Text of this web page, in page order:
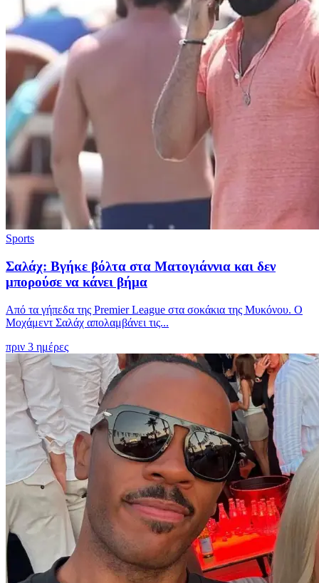
Sports
Σαλάχ: Βγήκε βόλτα στα Ματογιάννια και δεν
μπορούσε να κάνει βήμα
Από τα γήπεδα της Premier League στα σοκάκια της Μυκόνου. Ο
Μοχάμεντ Σαλάχ απολαμβάνει τις...
πριν 3 ημέρες